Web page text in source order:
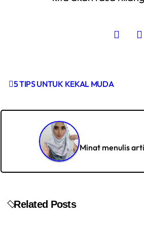
P
v
5 TIPS UNTUK KEKAL MUDA
Minat menulis
Related Posts